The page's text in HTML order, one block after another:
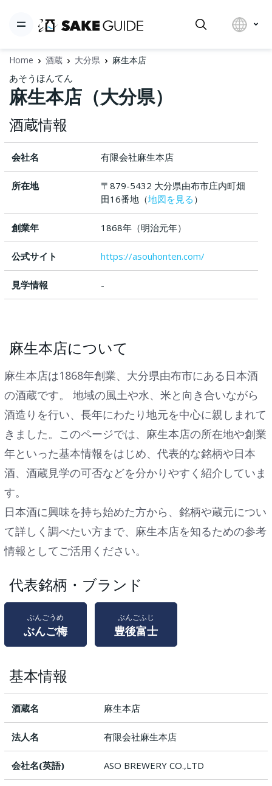
Home 酒蔵 大分県 麻生本店
あそうほんてん
麻生本店（大分県）
酒蔵情報
会社名 有限会社麻生本店
所在地
〒879-5432 大分県由布市庄内町畑
田16番地（地図を見る ）
創業年 1868年（明治元年）
公式サイト https://asouhonten.com/
見学情報 -
麻生本店について
麻生本店は1868年創業、大分県由布市にある日本酒
の酒蔵です。 地域の風土や水、米と向き合いながら
酒造りを行い、長年にわたり地元を中心に親しまれて
きました。このページでは、麻生本店の所在地や創業
年といった基本情報をはじめ、代表的な銘柄や日本
酒、酒蔵見学の可否などを分かりやすく紹介していま
す。
日本酒に興味を持ち始めた方から、銘柄や蔵元につい
て詳しく調べたい方まで、麻生本店を知るための参考
情報としてご活用ください。
代表銘柄・ブランド
ぶんごうめ
ぶんご梅
ぶんごふじ
豊後富士
基本情報
酒蔵名 麻生本店
法人名 有限会社麻生本店
会社名(英語) ASO BREWERY CO.,LTD